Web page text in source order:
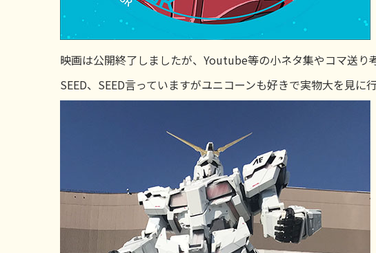
映画は公開終了しましたが、Youtube等の小ネタ集やコマ送り
SEED、SEED言っていますがユニコーンも好きで実物大を見に